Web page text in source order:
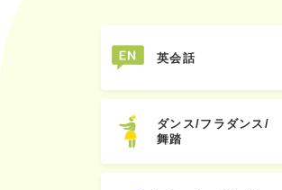
英会話
ダンス/フラダンス/
舞踏